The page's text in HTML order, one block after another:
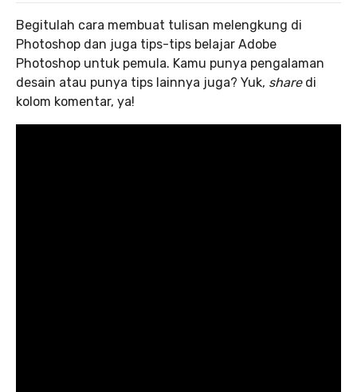
Begitulah cara membuat tulisan melengkung di
Photoshop dan juga tips-tips belajar Adobe
Photoshop untuk pemula. Kamu punya pengalaman
desain atau punya tips lainnya juga? Yuk, sharedi
kolom komentar, ya!